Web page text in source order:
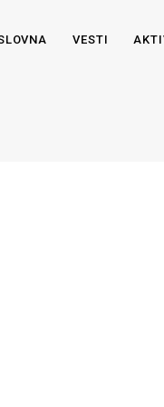
VESTI